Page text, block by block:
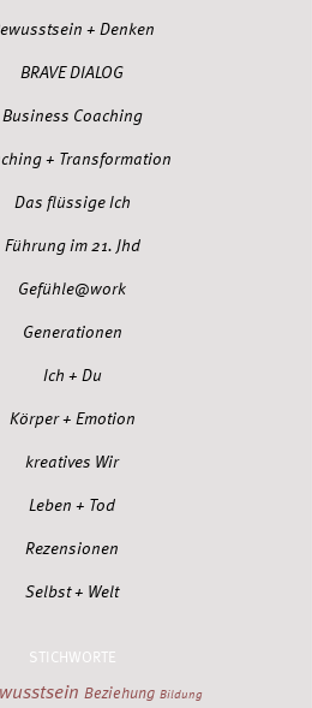
+ Denken
BRAVE DIALOG
Business Coaching
+ Transformation
Das flüssige Ich
Führung im 21. Jhd
Gefühle@work
Generationen
Ich + Du
Körper + Emotion
kreatives Wir
Leben + Tod
Rezensionen
Selbst + Welt
STICHWORTE
Beziehung Bildung